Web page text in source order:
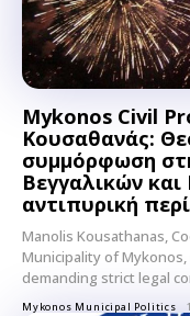
Mykonos Civil
Κουσαθανάς:
συμμόρφωση
Βεγγαλικών
αντιπυρική
Manolis Kousathanas,
Municipality of
demanding strict legal
Mykonos Municipal Politics